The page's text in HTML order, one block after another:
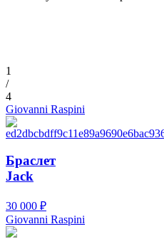
1
/
4
Giovanni Raspini
Браслет
Jack
30 000 ₽
Giovanni Raspini